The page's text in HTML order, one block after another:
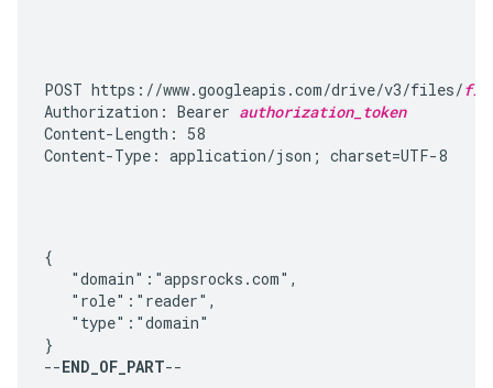
POST https://www.googleapis.com/drive/v3/files/
Authorization: Bearer authorization_token
Content-Length: 58
Content-Type: application/json; charset=UTF-8
{
   "domain":"appsrocks.com",
   "role":"reader",
   "type":"domain"
}
--END_OF_PART--